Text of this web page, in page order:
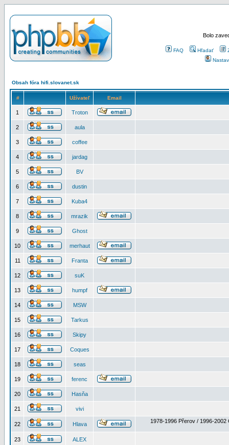
Bolo
FAQ Hľadať
Obsah fóra hifi.slovanet.sk
# Užívateľ Email
1 Troton
2 aula
3 coffee
4 jardag
5 BV
6 dustin
7 Kuba4
8 mrazik
9 Ghost
10 merhaut
11 Franta
12 suK
13 humpf
14 MSW
15 Tarkus
16 Skipy
17 Coques
18 seas
19 ferenc
20 Hasňa
21 vivi
22 Hlava 1978-1996 Přerov / 1996-2002
23 ALEX